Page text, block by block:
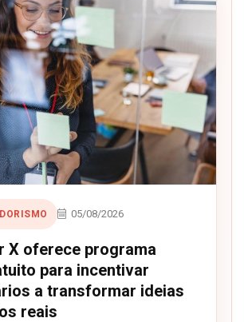
05/08/2026
X oferece programa
para incentivar
a transformar ideias
reais